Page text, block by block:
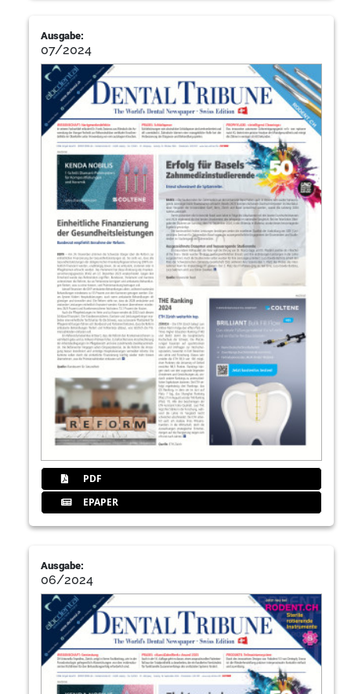
Ausgabe:
07/2024
PDF
EPAPER
Ausgabe:
06/2024